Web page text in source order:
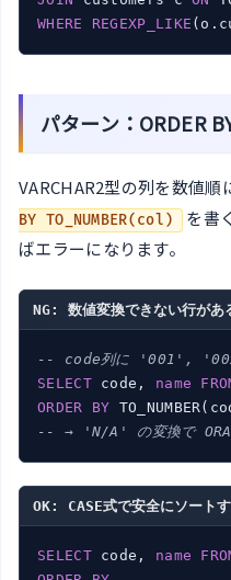
WHERE
REGEXP_LIKE
パターン：ORDER
VARCHAR2型の列を数値順
BY TO_NUMBER(col)
を書
ばエラーになります。
NG: 数値変換できない行があ
-- code列に '001',
SELECT code, name
ORDER
BY
-- → 'N/A' の変換で
OK: CASE式で安全にソート
SELECT code, name